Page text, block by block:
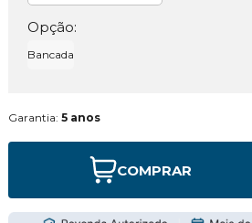
Opção:
Bancada
Garantia: 5 anos
COMPRAR